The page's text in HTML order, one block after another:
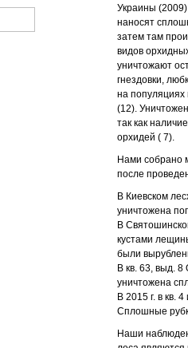
Украины
наносят
затем там
видов
уничтожают
гнездовки,
на популяциях
(12).
так как
орхидей ( 7).
Нами собрано
после
В Киевском
уничтожена
В
кустами
были
В кв. 63, выд. 8
уничтожена
В 2015 г. в кв.
Сплошные
Наши